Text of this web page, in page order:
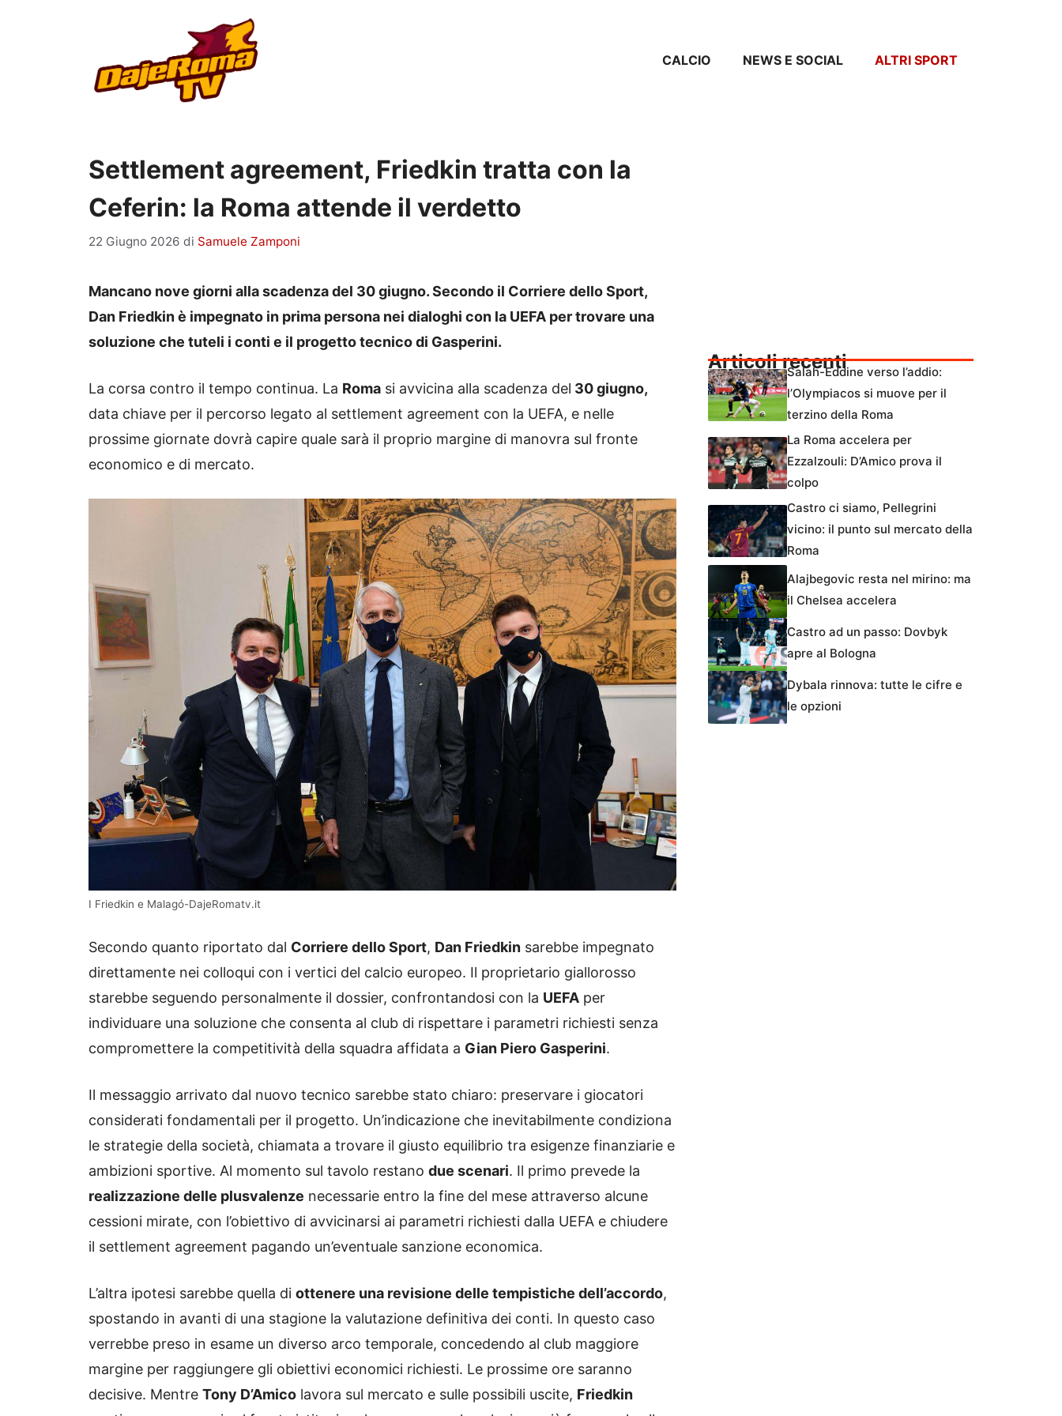
CALCIO NEWS E SOCIAL ALTRI SPORT
Settlement agreement, Friedkin tratta con la
Ceferin: la Roma attende il verdetto
22 Giugno 2026 di Samuele Zamponi
Mancano nove giorni alla scadenza del 30 giugno. Secondo il Corriere dello Sport,
Dan Friedkin è impegnato in prima persona nei dialoghi con la UEFA per trovare una
soluzione che tuteli i conti e il progetto tecnico di Gasperini.
La corsa contro il tempo continua. La Roma si avvicina alla scadenza del 30 giugno,
data chiave per il percorso legato al settlement agreement con la UEFA, e nelle
prossime giornate dovrà capire quale sarà il proprio margine di manovra sul fronte
economico e di mercato.
I Friedkin e Malagó-DajeRomatv.it
Secondo quanto riportato dal Corriere dello Sport, Dan Friedkin sarebbe impegnato
direttamente nei colloqui con i vertici del calcio europeo. Il proprietario giallorosso
starebbe seguendo personalmente il dossier, confrontandosi con la UEFA per
individuare una soluzione che consenta al club di rispettare i parametri richiesti senza
compromettere la competitività della squadra affidata a Gian Piero Gasperini.
Il messaggio arrivato dal nuovo tecnico sarebbe stato chiaro: preservare i giocatori
considerati fondamentali per il progetto. Un’indicazione che inevitabilmente condiziona
le strategie della società, chiamata a trovare il giusto equilibrio tra esigenze finanziarie e
ambizioni sportive. Al momento sul tavolo restano due scenari. Il primo prevede la
realizzazione delle plusvalenze necessarie entro la fine del mese attraverso alcune
cessioni mirate, con l’obiettivo di avvicinarsi ai parametri richiesti dalla UEFA e chiudere
il settlement agreement pagando un’eventuale sanzione economica.
L’altra ipotesi sarebbe quella di ottenere una revisione delle tempistiche dell’accordo,
spostando in avanti di una stagione la valutazione definitiva dei conti. In questo caso
verrebbe preso in esame un diverso arco temporale, concedendo al club maggiore
margine per raggiungere gli obiettivi economici richiesti. Le prossime ore saranno
decisive. Mentre Tony D’Amico lavora sul mercato e sulle possibili uscite, Friedkin
Articoli recentiSalah-Eddine verso l’addio:
l’Olympiacos si muove per il
terzino della Roma
La Roma accelera per
Ezzalzouli: D’Amico prova il
colpo
Castro ci siamo, Pellegrini
vicino: il punto sul mercato della
Roma
Alajbegovic resta nel mirino: ma
il Chelsea accelera
Castro ad un passo: Dovbyk
apre al Bologna
Dybala rinnova: tutte le cifre e
le opzioni